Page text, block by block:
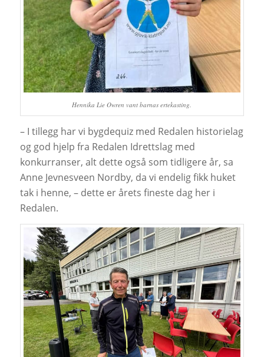
Hennika Lie Owren vant barnas ertekasting.
– I tillegg har vi bygdequiz med Redalen historielag
og god hjelp fra Redalen Idrettslag med
konkurranser, alt dette også som tidligere år, sa
Anne Jevnesveen Nordby, da vi endelig fikk huket
tak i henne, – dette er årets fineste dag her i
Redalen.